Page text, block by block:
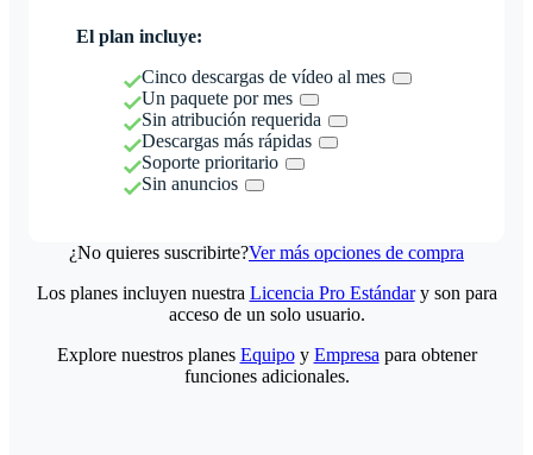
El plan incluye:
Cinco descargas de vídeo al mes
Un paquete por mes
Sin atribución requerida
Descargas más rápidas
Soporte prioritario
Sin anuncios
¿No quieres suscribirte?Ver más opciones de compra
Los planes incluyen nuestra Licencia Pro Estándary son para
acceso de un solo usuario.
Explore nuestros planes Equipoy Empresa para obtener
funciones adicionales.